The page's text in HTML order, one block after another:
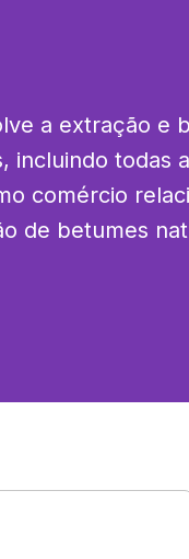
a extração e
incluindo todas
comércio
de betumes